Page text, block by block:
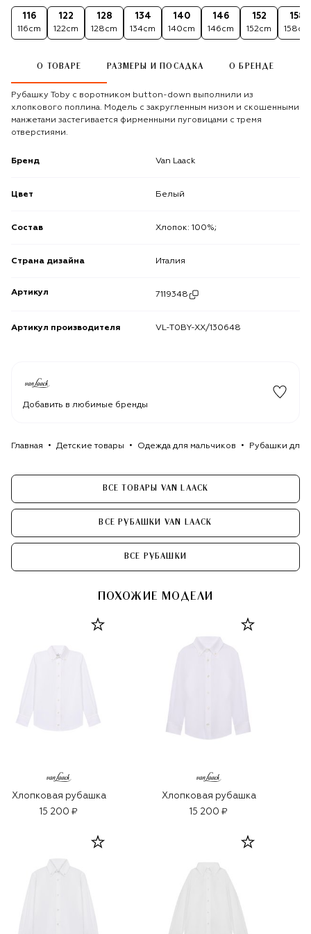
116
116cm
122
122cm
128
128cm
134
134cm
140
140cm
146
146cm
152
152cm
158
158cm
О ТОВАРЕ РАЗМЕРЫ И ПОСАДКА О БРЕНДЕ
Рубашку Toby с воротником button-down выполнили из
хлопкового поплина. Модель с закругленным низом и скошенными
манжетами застегивается фирменными пуговицами с тремя
отверстиями.
Бренд Van Laack
Цвет Белый
Состав Хлопок: 100%;
Страна дизайна Италия
Артикул 7119348
Артикул производителя VL-T0BY-XX/130648
Добавить в любимые бренды
Главная Детские товары Одежда для мальчиков Рубашки для
ВСЕ ТОВАРЫ VAN LAACK
ВСЕ РУБАШКИ VAN LAACK
ВСЕ РУБАШКИ
ПОХОЖИЕ МОДЕЛИ
Хлопковая рубашка
15 200 ₽
Хлопковая рубашка
15 200 ₽